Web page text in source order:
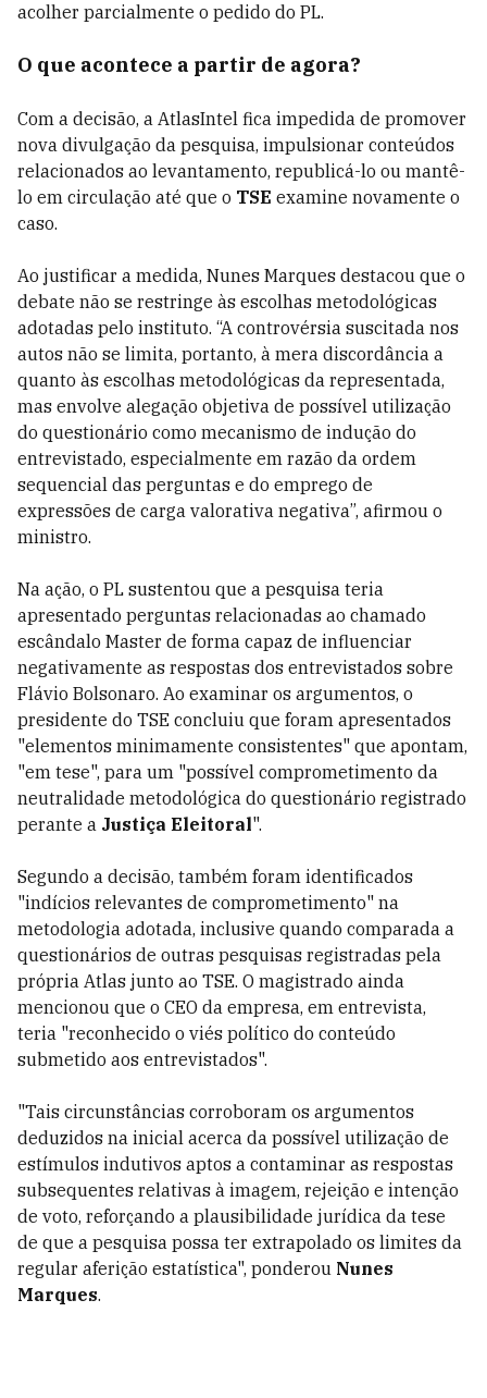
acolher parcialmente o pedido do PL.
O que acontece a partir de agora?
Com a decisão, a AtlasIntel fica impedida de promover
nova divulgação da pesquisa, impulsionar conteúdos
relacionados ao levantamento, republicá-lo ou mantê-
lo em circulação até que o TSE examine novamente o
caso.
Ao justificar a medida, Nunes Marques destacou que o
debate não se restringe às escolhas metodológicas
adotadas pelo instituto. “A controvérsia suscitada nos
autos não se limita, portanto, à mera discordância a
quanto às escolhas metodológicas da representada,
mas envolve alegação objetiva de possível utilização
do questionário como mecanismo de indução do
entrevistado, especialmente em razão da ordem
sequencial das perguntas e do emprego de
expressões de carga valorativa negativa”, afirmou o
ministro.
Na ação, o PL sustentou que a pesquisa teria
apresentado perguntas relacionadas ao chamado
escândalo Master de forma capaz de influenciar
negativamente as respostas dos entrevistados sobre
Flávio Bolsonaro. Ao examinar os argumentos, o
presidente do TSE concluiu que foram apresentados
"elementos minimamente consistentes" que apontam,
"em tese", para um "possível comprometimento da
neutralidade metodológica do questionário registrado
perante a Justiça Eleitoral".
Segundo a decisão, também foram identificados
"indícios relevantes de comprometimento" na
metodologia adotada, inclusive quando comparada a
questionários de outras pesquisas registradas pela
própria Atlas junto ao TSE. O magistrado ainda
mencionou que o CEO da empresa, em entrevista,
teria "reconhecido o viés político do conteúdo
submetido aos entrevistados".
"Tais circunstâncias corroboram os argumentos
deduzidos na inicial acerca da possível utilização de
estímulos indutivos aptos a contaminar as respostas
subsequentes relativas à imagem, rejeição e intenção
de voto, reforçando a plausibilidade jurídica da tese
de que a pesquisa possa ter extrapolado os limites da
regular aferição estatística", ponderou Nunes
Marques.